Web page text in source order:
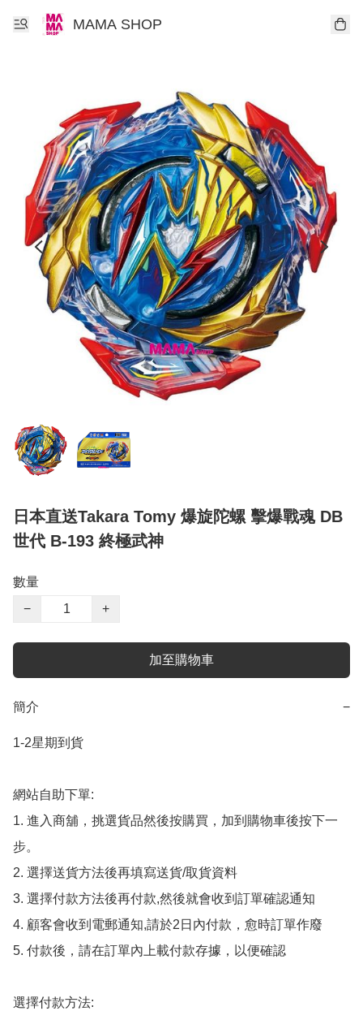
MAMA SHOP
日本直送Takara Tomy 爆旋陀螺 擊爆戰魂 DB
世代 B-193 終極武神
數量
−
+
加至購物車
簡介 −
1-2星期到貨
網站自助下單:
1. 進入商舖，挑選貨品然後按購買，加到購物車後按下一
步。
2. 選擇送貨方法後再填寫送貨/取貨資料
3. 選擇付款方法後再付款,然後就會收到訂單確認通知
4. 顧客會收到電郵通知,請於2日內付款，愈時訂單作廢
5. 付款後，請在訂單內上載付款存據，以便確認
選擇付款方法: